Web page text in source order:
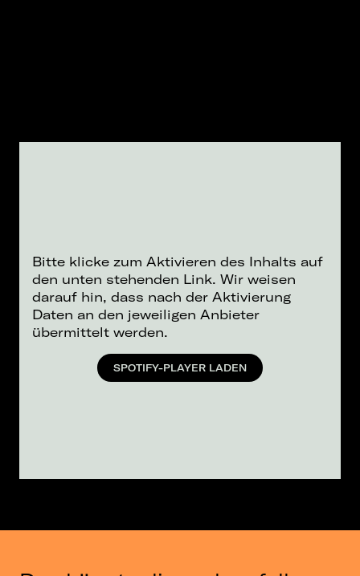
Bitte klicke zum Aktivieren des Inhalts auf
den unten stehenden Link. Wir weisen
darauf hin, dass nach der Aktivierung
Daten an den jeweiligen Anbieter
übermittelt werden.
SPOTIFY-PLAYER LADEN